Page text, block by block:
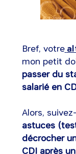
Bref, votre
mon petit
passer du
salarié en
Alors,
astuces
décrocher
CDI après